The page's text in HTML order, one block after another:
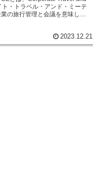
・トラベル・アンド・ミーテ
の旅行管理と会議を意味しま
の役割は、社員の出張を効率的
開催することです。社員の出
2023.12.21